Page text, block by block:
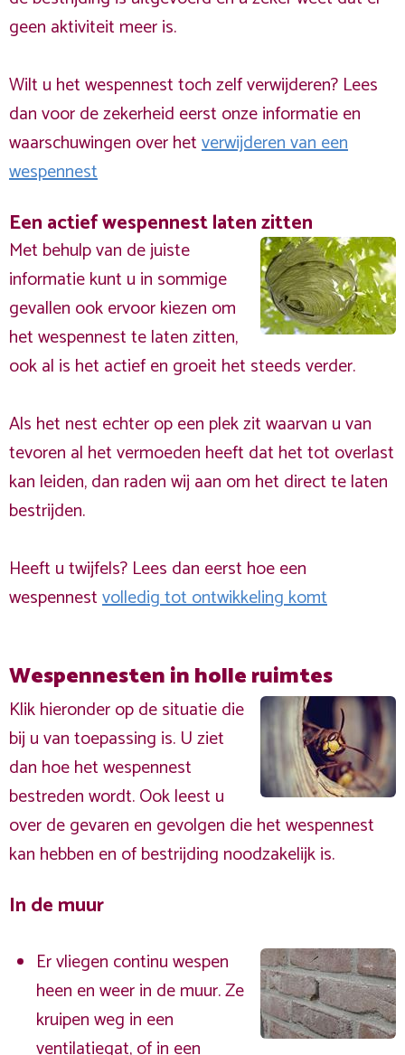
geen aktiviteit meer is.
Wilt u het wespennest toch zelf verwijderen? Lees
dan voor de zekerheid eerst onze informatie en
waarschuwingen over hetverwijderen van een
wespennest
Een actief wespennest laten zitten
Met behulp van de juiste
informatie kunt u in sommige
gevallen ook ervoor kiezen om
het wespennest te laten zitten,
ook al is het actief en groeit het steeds verder.
Als het nest echter op een plek zit waarvan u van
tevoren al het vermoeden heeft dat het tot overlast
kan leiden, dan raden wij aan om het direct te laten
bestrijden.
Heeft u twijfels? Lees dan eerst hoe een
wespennestvolledig tot ontwikkeling komt
Wespennesten in holle ruimtes
Klik hieronder op de situatie die
bij u van toepassing is. U ziet
dan hoe het wespennest
bestreden wordt. Ook leest u
over de gevaren en gevolgen die het wespennest
kan hebben en of bestrijding noodzakelijk is.
In de muur
Er vliegen continu wespen
heen en weer in de muur. Ze
kruipen weg in een